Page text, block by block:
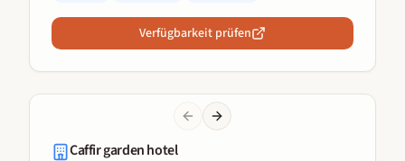
Verfügbarkeit prüfen
Previous slide
Next slide
Caffir garden hotel